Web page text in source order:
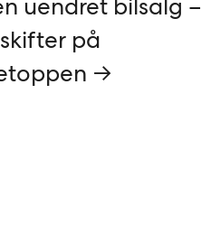
uendret bilsalg –
på
→